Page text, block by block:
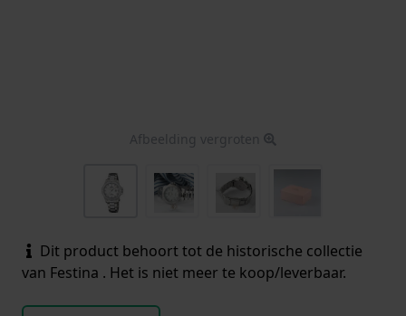
Afbeelding vergroten
Dit product behoort tot de historische collectie
van Festina . Het is niet meer te koop/leverbaar.